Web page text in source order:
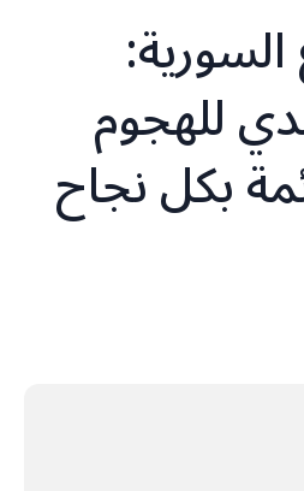
السورية:
للهجوم
بكل نجاح